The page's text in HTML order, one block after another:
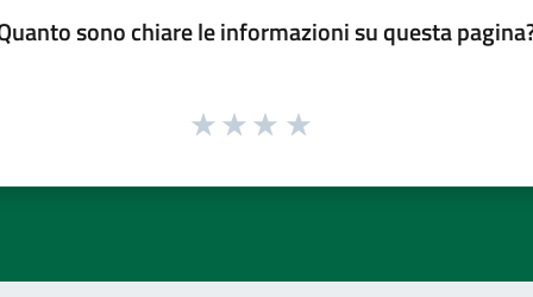
sono chiare le informazioni su questa